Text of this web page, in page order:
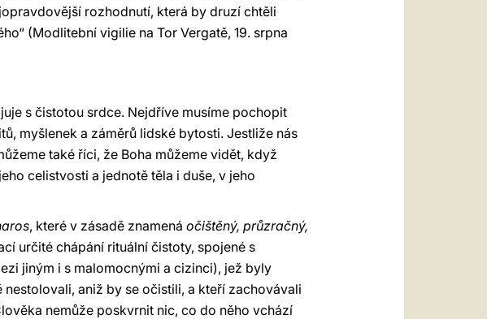
rozhodnutí, která by druzí chtěli
(Modlitební vigilie na Tor Vergatě, 19. srpna
s čistotou srdce. Nejdříve musíme pochopit
myšlenek a záměrů lidské bytosti. Jestliže nás
také říci, že Boha můžeme vidět, když
celistvosti a jednotě těla i duše, v jeho
, které v zásadě znamená očištěný, průzračný,
určité chápání rituální čistoty, spojené s
jiným i s malomocnými a cizinci), jež byly
aniž by se očistili, a kteří zachovávali
nemůže poskvrnit nic, co do něho vchází